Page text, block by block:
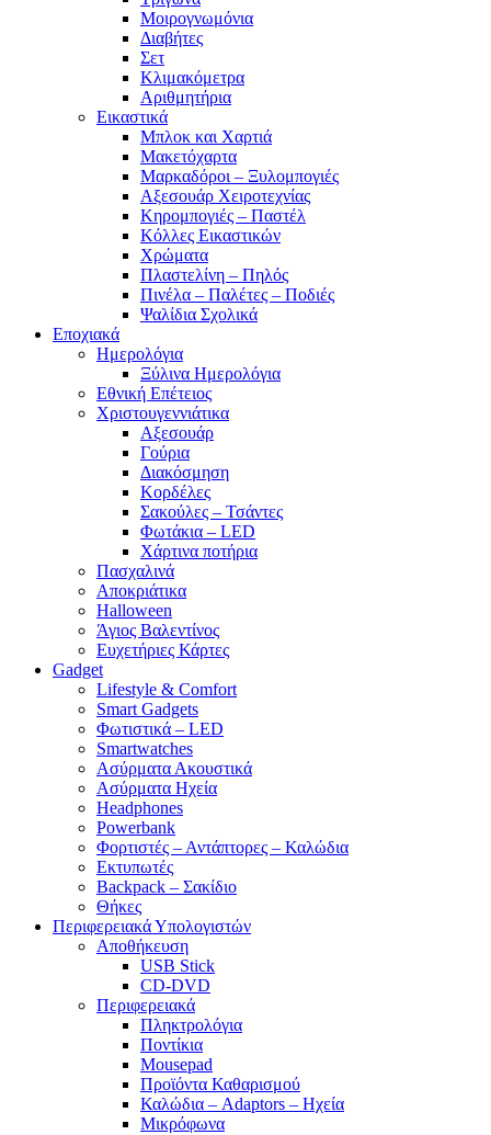
Mοιρογνωμόνια
Διαβήτες
Σετ
Κλιμακόμετρα
Αριθμητήρια
Εικαστικά
Μπλοκ και Χαρτιά
Μακετόχαρτα
Μαρκαδόροι – Ξυλομπογιές
Αξεσουάρ Χειροτεχνίας
Κηρομπογιές – Παστέλ
Κόλλες Εικαστικών
Χρώματα
Πλαστελίνη – Πηλός
Πινέλα – Παλέτες – Ποδιές
Ψαλίδια Σχολικά
Εποχιακά
Ημερολόγια
Ξύλινα Ημερολόγια
Εθνική Επέτειος
Χριστουγεννιάτικα
Αξεσουάρ
Γούρια
Διακόσμηση
Κορδέλες
Σακούλες – Τσάντες
Φωτάκια – LED
Χάρτινα ποτήρια
Πασχαλινά
Αποκριάτικα
Halloween
Άγιος Βαλεντίνος
Ευχετήριες Κάρτες
Gadget
Lifestyle & Comfort
Smart Gadgets
Φωτιστικά – LED
Smartwatches
Ασύρματα Ακουστικά
Ασύρματα Ηχεία
Headphones
Powerbank
Φορτιστές – Αντάπτορες – Καλώδια
Εκτυπωτές
Backpack – Σακίδιο
Θήκες
Περιφερειακά Υπολογιστών
Αποθήκευση
USB Stick
CD-DVD
Περιφερειακά
Πληκτρολόγια
Ποντίκια
Mousepad
Προϊόντα Καθαρισμού
Καλώδια – Adaptors – Ηχεία
Μικρόφωνα